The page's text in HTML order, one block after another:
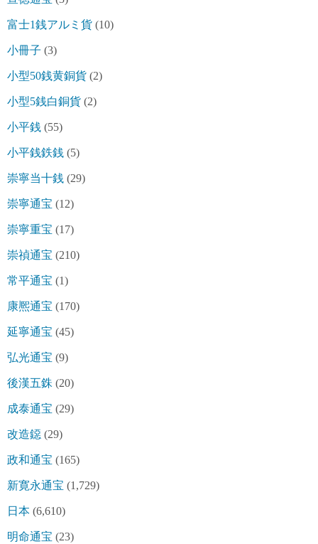
富士1銭アルミ貨 (10)
小冊子 (3)
小型50銭黄銅貨 (2)
小型5銭白銅貨 (2)
小平銭 (55)
小平銭鉄銭 (5)
崇寧当十銭 (29)
崇寧通宝 (12)
崇寧重宝 (17)
崇禎通宝 (210)
常平通宝 (1)
康熈通宝 (170)
延寧通宝 (45)
弘光通宝 (9)
後漢五銖 (20)
成泰通宝 (29)
改造鐚 (29)
政和通宝 (165)
新寛永通宝 (1,729)
日本 (6,610)
明命通宝 (23)